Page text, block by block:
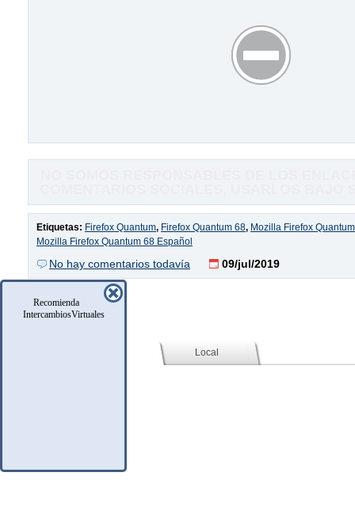
Recomienda
IntercambiosVirtuales
Etiquetas: Firefox Quantum, Firefox Quantum 68, Mozilla Firefox Quantum
Mozilla Firefox Quantum 68 Español
No hay comentarios todavía 09/jul/2019
Local